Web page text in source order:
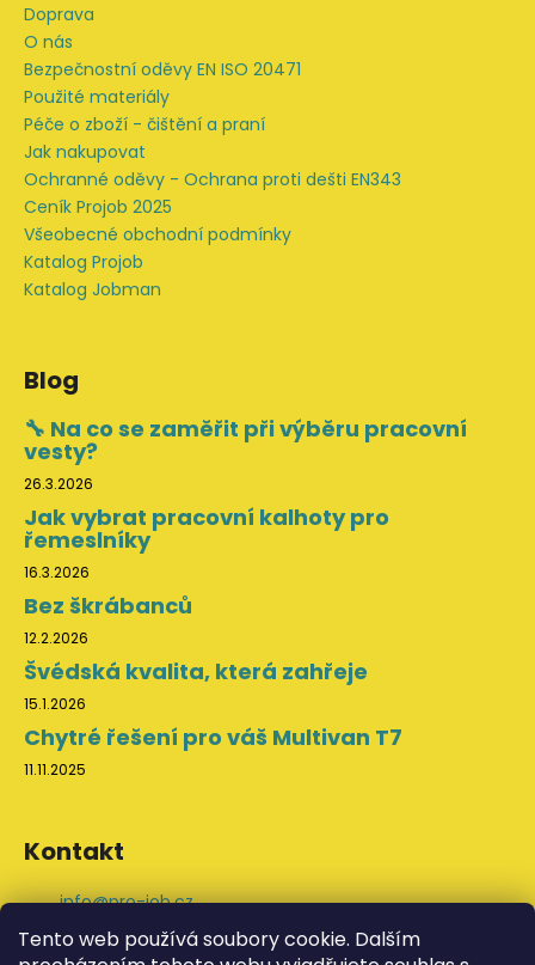
Tento web používá soubory cookie. Dalším
Doprava
O nás
Bezpečnostní oděvy EN ISO 20471
Použité materiály
Péče o zboží - čištění a praní
Jak nakupovat
Ochranné oděvy - Ochrana proti dešti EN343
Ceník Projob 2025
Všeobecné obchodní podmínky
Katalog Projob
Katalog Jobman
Blog
🔧 Na co se zaměřit při výběru pracovní
vesty?
26.3.2026
Jak vybrat pracovní kalhoty pro
řemeslníky
16.3.2026
Bez škrábanců
12.2.2026
Švédská kvalita, která zahřeje
15.1.2026
Chytré řešení pro váš Multivan T7
11.11.2025
Kontakt
info@pro-job.cz
+420 776 202 043
ProJob na Facebooku